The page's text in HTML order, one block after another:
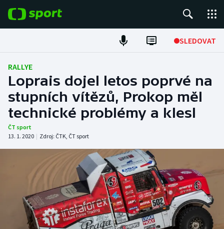
SLEDOVAT
Fotbal
Hokej
Tenis
Atletika
DALŠÍ SPORTY
Americký fotbal
NEPŘEHLÉDNĚTE
RALLYE
Loprais dojel letos poprvé na
stupních vítězů, Prokop měl
technické problémy a klesl
ČT sport
13. 1. 2020 | Zdroj: ČTK, ČT sport